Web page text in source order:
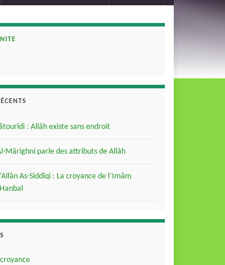
: Allâh existe sans endroit
Mârighni parle des attributs de Allâh
As-Siddîqi : La croyance de l’Imâm